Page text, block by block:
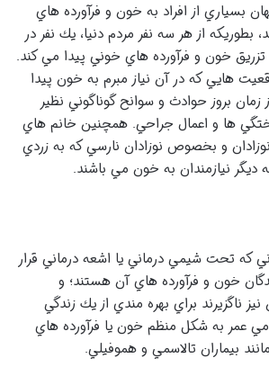
بسياري از افراد به خون و فرآورده هاي
بطوريكه از هر سه نفر مردم دنيا، يك نفر در
خون و فرآورده هاي خوني پيدا مي كند.
هايي كه در آن نياز مبرم به خون پيدا
بروز حوادث و سوانح گوناگوني نظير
ها و اعمال جراحي. همچنين خانم هاي
نوزادان و بخصوص نوزادان نارسي كه به زردي
ديگر نيازمندان به خون مي باشند.
كه تحت شيمي درماني يا اشعه درماني قرار
خون و فرآورده هاي آن هستند؛ و
نيز ناگزيرند براي بهره مندي از يك زندگي
عمر به شكل منظم خون يا فرآورده هاي
بيماران تالاسمي و هموفيلي.